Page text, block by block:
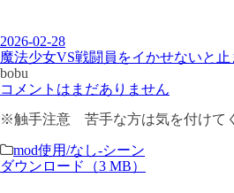
2026-02-28
魔法少女VS戦闘員をイかせないと
bobu
コメントはまだありません
※触手注意 苦手な方は気を付けて
mod使用/なし-シーン
ダウンロード（3 MB）